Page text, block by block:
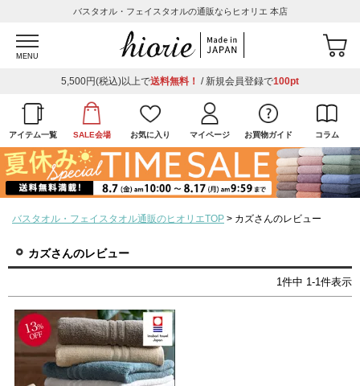
バスタオル・フェイスタオルの通販ならヒオリエ 本店
MENU
5,500円(税込)以上で送料無料！ / 新規会員登録で100pt
アイテム一覧 SALE会場 お気に入り マイページ お買物ガイド コラム
バスタオル・フェイスタオル通販のヒオリエTOP カズさんのレビュー
カズさんのレビュー
1件中 1-1件表示